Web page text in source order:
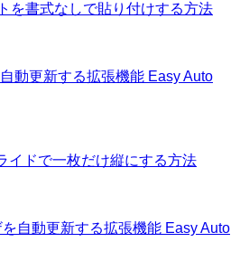
を書式なしで貼り付けする方法
動更新する拡張機能 Easy Auto
イドで一枚だけ縦にする方法
自動更新する拡張機能 Easy Auto